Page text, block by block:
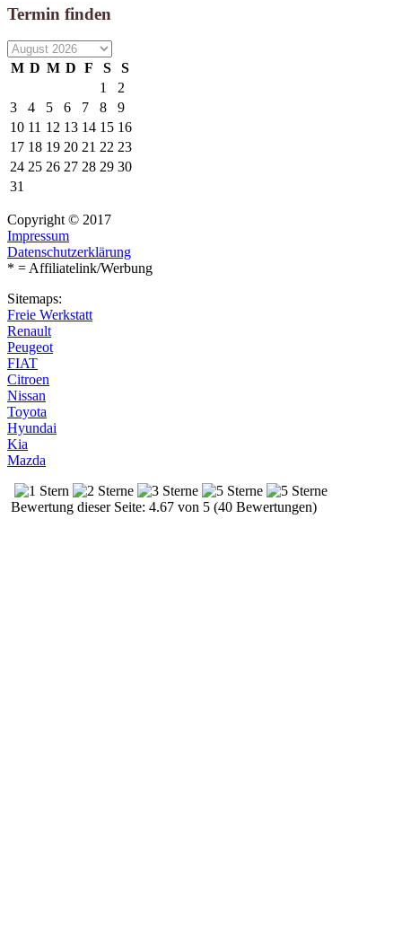
Termin finden
M D M D F S
S
1
2
3
4 5 6 7 8
9
10 11 12 13 14 15 16
17 18 19 20 21 22 23
24 25 26 27 28 29 30
31
Copyright © 2017
Impressum
Datenschutzerklärung
* = Affiliatelink/Werbung
Sitemaps:
Freie Werkstatt
Renault
Peugeot
FIAT
Citroen
Nissan
Toyota
Hyundai
Kia
Mazda
Bewertung dieser Seite: 4.67 von 5 (40 Bewertungen)